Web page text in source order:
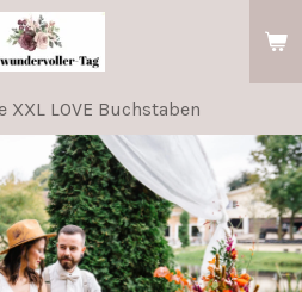
XXL LOVE Buchstaben